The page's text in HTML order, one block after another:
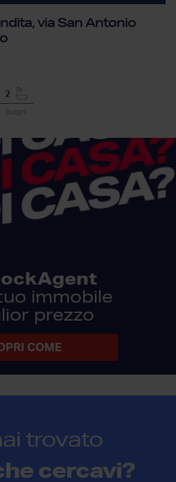
via San Antonio
2
bagni
immobile
prezzo
COME
trovato
cercavi?